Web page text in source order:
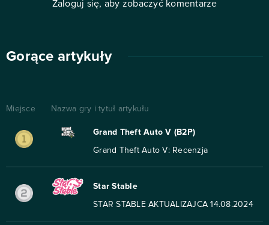
Zaloguj się, aby zobaczyć komentarze
Gorące artykuły
Miejsce Nazwa gry i tytuł artykułu
Grand Theft Auto V (B2P)
Grand Theft Auto V: Recenzja
Star Stable
STAR STABLE AKTUALIZAJCA 14.08.2024